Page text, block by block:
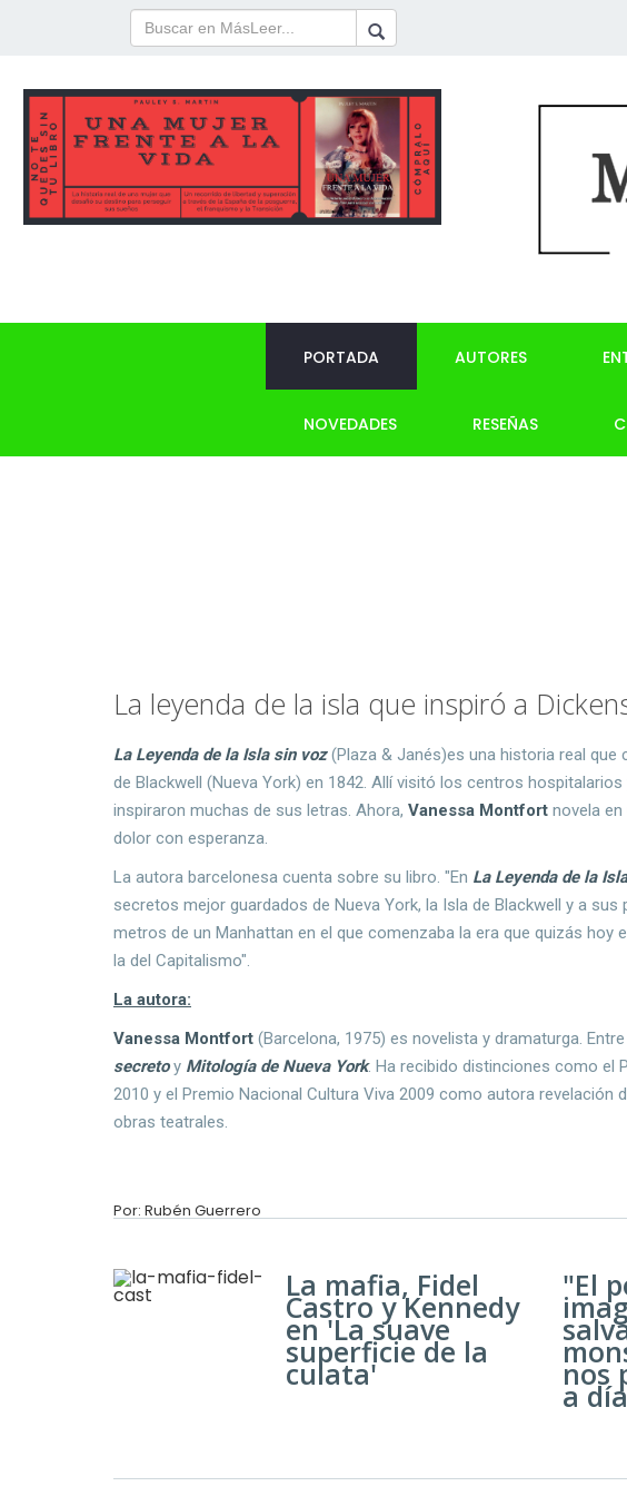
PORTADA AUTORES
NOVEDADES RESEÑAS
La leyenda de la isla que inspiró a
La Leyenda de la Isla sin voz(Plaza & Janés)es una historia real que
de Blackwell (Nueva York) en 1842. Allí visitó los centros
inspiraron muchas de sus letras. Ahora, Vanessa Montfort novela
dolor con esperanza.
La autora barcelonesa cuenta sobre su libro. "En La Leyenda de la
secretos mejor guardados de Nueva York, la Isla de Blackwell y a
metros de un Manhattan en el que comenzaba la era que quizás hoy
la del Capitalismo".
La autora:
Vanessa Montfort (Barcelona, 1975) es novelista y dramaturga.
secretoy Mitología de Nueva York. Ha recibido distinciones como el
2010 y el Premio Nacional Cultura Viva 2009 como autora revelación
obras teatrales.
Por: Rubén Guerrero
La mafia, Fidel
Castro y Kennedy
en 'La suave
superficie de la
culata'
"El
nos
a